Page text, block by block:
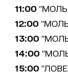
11:00
12:00
13:00
14:00
15:00